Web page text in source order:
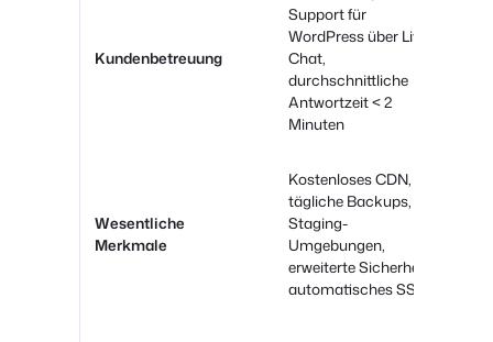
Kundenbetreuung
Support für
WordPress über Live-
Chat,
durchschnittliche
Antwortzeit < 2
Minuten
Wesentliche
Merkmale
Kostenloses CDN,
tägliche Backups,
Staging-
Umgebungen,
erweiterte Sicherheit,
automatisches SSL